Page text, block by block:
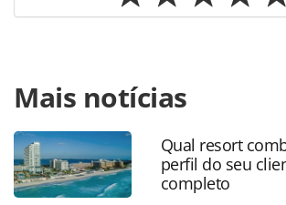
https://www.panrotas.com.br/agencias-de-
viagens/eventos/2022/07/a380-da-
do-megafam-orinter-para-
ferramentas oferecidas na página. Todo
produzido pela PANROTAS Editora é
legislação brasileira sobre direito
Mais notícias
Qual resort
perfil do seu
completo